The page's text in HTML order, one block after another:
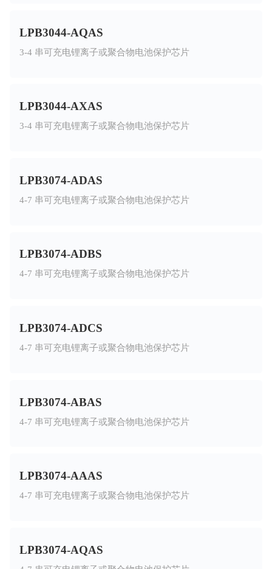
LPB3044-AQAS
3-4 串可充电锂离子或聚合物电池保护芯片
LPB3044-AXAS
3-4 串可充电锂离子或聚合物电池保护芯片
LPB3074-ADAS
4-7 串可充电锂离子或聚合物电池保护芯片
LPB3074-ADBS
4-7 串可充电锂离子或聚合物电池保护芯片
LPB3074-ADCS
4-7 串可充电锂离子或聚合物电池保护芯片
LPB3074-ABAS
4-7 串可充电锂离子或聚合物电池保护芯片
LPB3074-AAAS
4-7 串可充电锂离子或聚合物电池保护芯片
LPB3074-AQAS